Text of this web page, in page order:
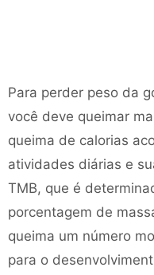
Para perder peso da
você deve queimar
queima de calorias
atividades diárias e
TMB, que é
porcentagem de
queima um número
para o